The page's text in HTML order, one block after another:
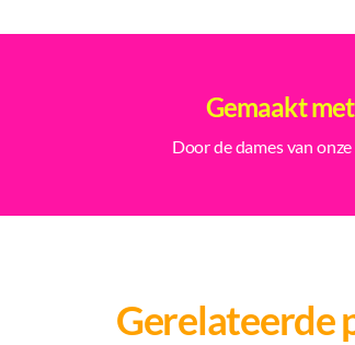
Gemaakt
Door de dames van
Gerelateerde